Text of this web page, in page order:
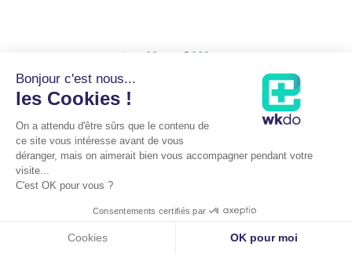
Le lipofilling
mammaire ou
augmentation des
seins avec sa propre
graisse, mythe ou
La liposuccion moderne a été
Bonjour c'est nous...
les Cookies !
On a attendu d'être sûrs que le contenu de
ce site vous intéresse avant de vous
déranger, mais on aimerait bien vous accompagner pendant votre
visite...
C'est OK pour vous ?
Consentements certifiés par
Cookies OK pour moi